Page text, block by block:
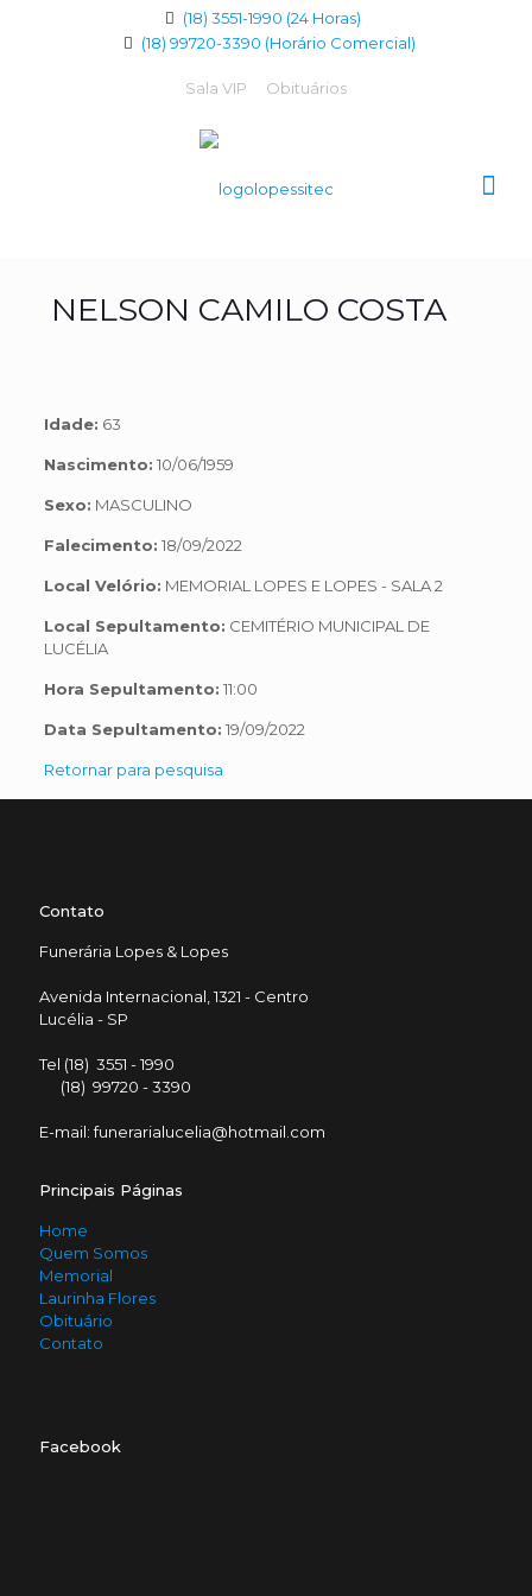
(18) 3551-1990 (24 Horas)
(18) 99720-3390 (Horário Comercial)
Sala VIP Obituários
NELSON CAMILO COSTA
Idade: 63
Nascimento: 10/06/1959
Sexo: MASCULINO
Falecimento: 18/09/2022
Local Velório: MEMORIAL LOPES E LOPES - SALA 2
Local Sepultamento: CEMITÉRIO MUNICIPAL DE
LUCÉLIA
Hora Sepultamento: 11:00
Data Sepultamento: 19/09/2022
Retornar para pesquisa
Contato
Funerária Lopes & Lopes
Avenida Internacional, 1321 - Centro
Lucélia - SP
Tel (18) 3551 - 1990
(18) 99720 - 3390
E-mail: funerarialucelia@hotmail.com
Principais Páginas
Home
Quem Somos
Memorial
Laurinha Flores
Obituário
Contato
Facebook